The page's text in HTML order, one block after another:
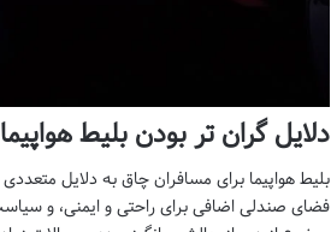
دلایل گران تر بودن بلیط
بلیط هواپیما برای مسافران چاق به دلایل
فضای صندلی اضافی برای راحتی و ایمنی، و